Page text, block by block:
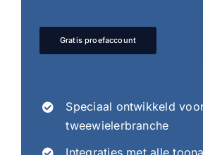
Gratis proefaccount
Speciaal ontwikkeld
tweewielerbranche